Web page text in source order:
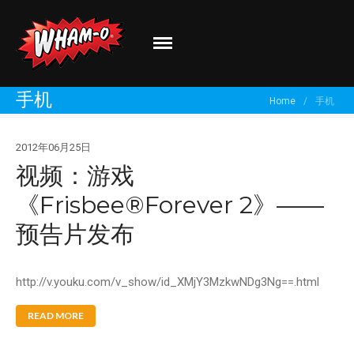
Wham-O
Go out and play!
Home / 手机
手机
2012年06月25日
视频：游戏
《Frisbee®Forever 2》——
预告片发布
http://v.youku.com/v_show/id_XMjY3MzkwNDg3Ng==.html
READ MORE